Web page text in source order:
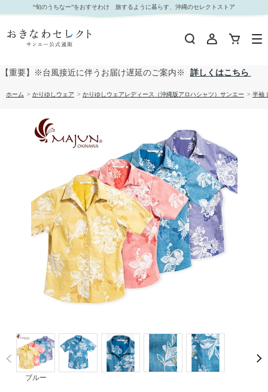
【送料無料】みみぐすい柄 かりゆしウェア GEL17063S L｜おきなわセレクト サンエー公式通
販
“旬のうちなー”をおすそわけ 旅するように暮らす、沖縄のセレクトストア
【重要】※台風接近に伴うお届け遅延のご案内※ 詳しくはこちら
ホーム > かりゆしウェア > かりゆしウェアレディース（沖縄版アロハシャツ）サンエー > 半袖
ブルー
Prev